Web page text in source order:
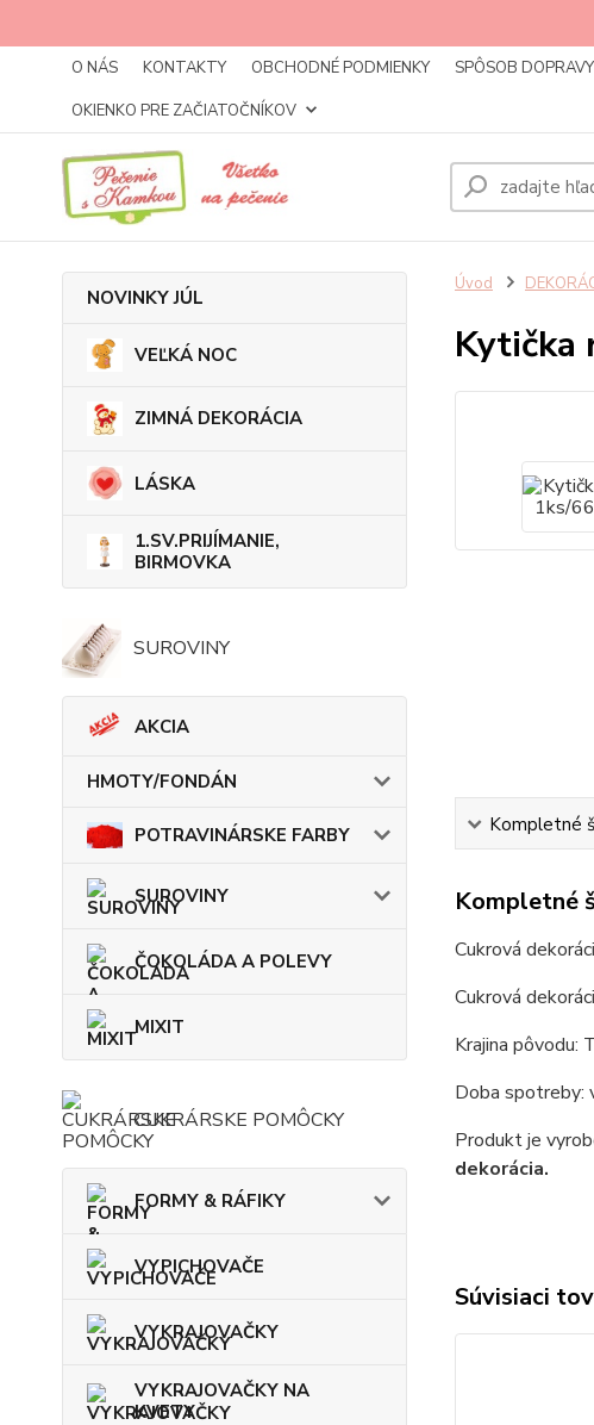
O NÁS KONTAKTY OBCHODNÉ PODMIENKY SPÔSOB DOPRAVY
OKIENKO PRE ZAČIATOČNÍKOV
NOVINKY JÚL
VEĽKÁ NOC
ZIMNÁ DEKORÁCIA
LÁSKA
1.SV.PRIJÍMANIE,
BIRMOVKA
SUROVINY
AKCIA
HMOTY/FONDÁN
POTRAVINÁRSKE FARBY
SUROVINY
ČOKOLÁDA A POLEVY
MIXIT
CUKRÁRSKE POMÔCKY
FORMY & RÁFIKY
VYPICHOVAČE
VYKRAJOVAČKY
VYKRAJOVAČKY NA
KVETY
Úvod
Kytička
Kompletné
Kompletné
Cukrová
Cukrová
Krajina pôvodu:
Doba spotreby:
Produkt je
dekorácia.
Súvisiaci